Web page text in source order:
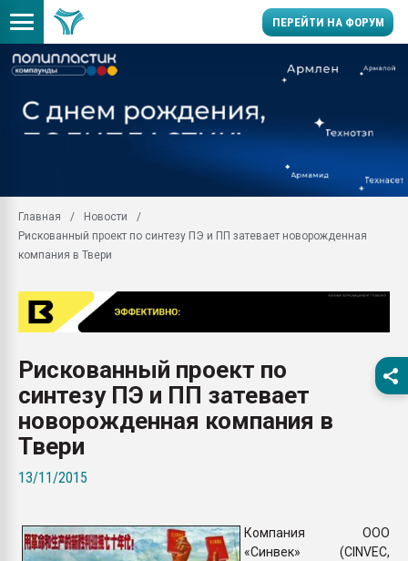
ПЕРЕЙТИ НА ФОРУМ
заводу пластмасс"
первый план в
28.07.2026
ситуацией на
Всё, что касается
Главная
Новости
Рискованный проект по синтезу ПЭ и ПП затевает новорожденная
компания в Твери
Рискованный проект по
синтезу ПЭ и ПП затевает
новорожденная компания в
Твери
13/11/2015
Компания ООО
«Синвек» (CINVEC,